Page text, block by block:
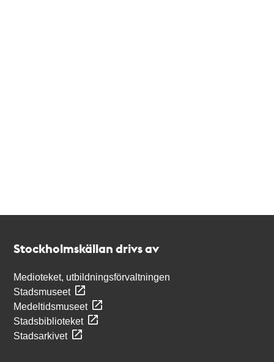
Stockholmskällan drivs av
Medioteket, utbildningsförvaltningen
Stadsmuseet
Medeltidsmuseet
Stadsbiblioteket
Stadsarkivet